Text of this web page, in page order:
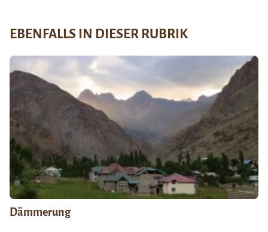
EBENFALLS IN DIESER RUBRIK
Dämmerung